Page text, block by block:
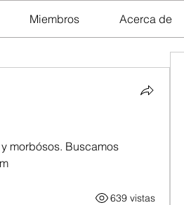
Miembros Acerca de
morbósos. Buscamos
639 vistas